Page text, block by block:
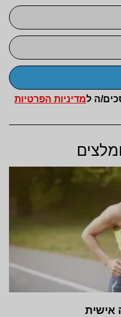
ה למדיניות הפרטיות
אישית